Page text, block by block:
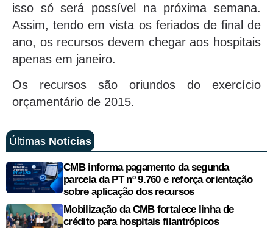
isso só será possível na próxima semana.
Assim, tendo em vista os feriados de final de
ano, os recursos devem chegar aos hospitais
apenas em janeiro.
Os recursos são oriundos do exercício
orçamentário de 2015.
Últimas Notícias
CMB informa pagamento da segunda
parcela da PT nº 9.760 e reforça orientação
sobre aplicação dos recursos
Mobilização da CMB fortalece linha de
crédito para hospitais filantrópicos